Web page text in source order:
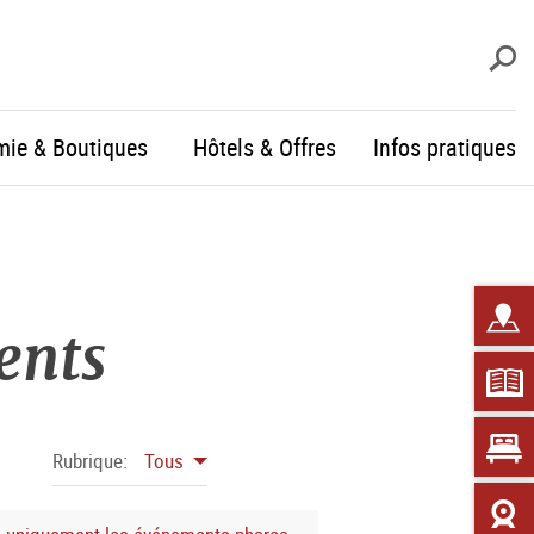
& Boutiques Hôtels & Offres Infos pratiques
Rubrique: Tous